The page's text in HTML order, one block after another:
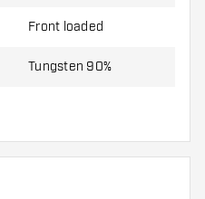
Front loaded
Tungsten 90%